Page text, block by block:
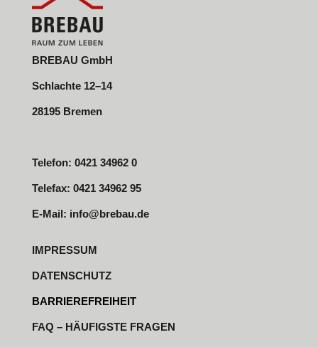
BREBAU GmbH
Schlachte 12–14
28195 Bremen
Telefon: 0421 34962 0
Telefax: 0421 34962 95
E-Mail: info@brebau.de
IMPRESSUM
DATENSCHUTZ
BARRIEREFREIHEIT
FAQ – HÄUFIGSTE FRAGEN